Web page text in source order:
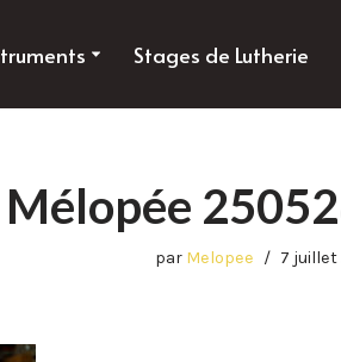
Stages de Lutherie
Mélopée
par Melopee 7 juillet